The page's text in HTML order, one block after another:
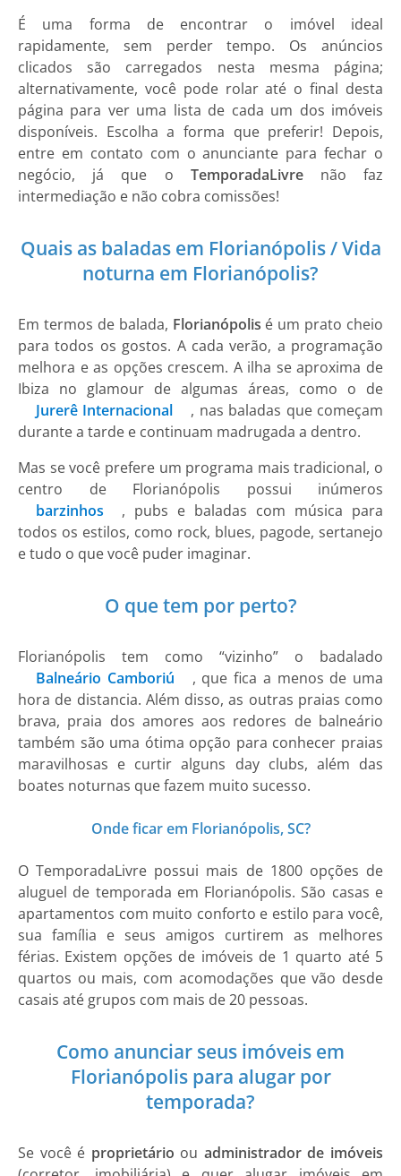
É uma forma de encontrar o imóvel ideal
rapidamente, sem perder tempo. Os anúncios
clicados são carregados nesta mesma página;
alternativamente, você pode rolar até o final desta
página para ver uma lista de cada um dos imóveis
disponíveis. Escolha a forma que preferir! Depois,
entre em contato com o anunciante para fechar o
negócio, já que o TemporadaLivrenão faz
intermediação e não cobra comissões!
Quais as baladas em Florianópolis / Vida
noturna em Florianópolis?
Em termos de balada, Florianópolis é um prato cheio
para todos os gostos. A cada verão, a programação
melhora e as opções crescem. A ilha se aproxima de
Ibiza no glamour de algumas áreas, como o de
Jurerê Internacional
, nas baladas que começam
durante a tarde e continuam madrugada a dentro.
Mas se você prefere um programa mais tradicional, o
centro de Florianópolis possui inúmeros
barzinhos
, pubs e baladas com música para
todos os estilos, como rock, blues, pagode, sertanejo
e tudo o que você puder imaginar.
O que tem por perto?
Florianópolis tem como “vizinho” o badalado
Balneário Camboriú
, que fica a menos de uma
hora de distancia. Além disso, as outras praias como
brava, praia dos amores aos redores de balneário
também são uma ótima opção para conhecer praias
maravilhosas e curtir alguns day clubs, além das
boates noturnas que fazem muito sucesso.
Onde ficar em Florianópolis, SC?
O TemporadaLivre possui mais de 1800 opções de
aluguel de temporada em Florianópolis. São casas e
apartamentos com muito conforto e estilo para você,
sua família e seus amigos curtirem as melhores
férias. Existem opções de imóveis de 1 quarto até 5
quartos ou mais, com acomodações que vão desde
casais até grupos com mais de 20 pessoas.
Como anunciar seus imóveis em
Florianópolis para alugar por
temporada?
Se você é proprietário ou administrador de imóveis